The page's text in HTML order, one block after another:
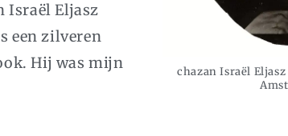
chazan Israël
Israël Eljasz
een zilveren
Hij was mijn